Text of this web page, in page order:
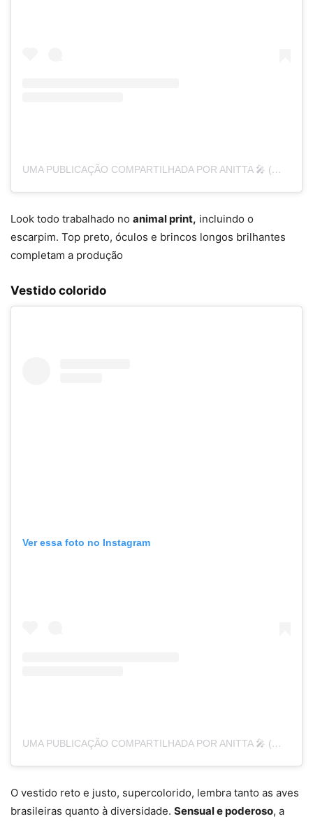
UMA PUBLICAÇÃO COMPARTILHADA POR ANITTA 🎤 (@ANITTA)
Look todo trabalhado no animal print, incluindo o
escarpim. Top preto, óculos e brincos longos brilhantes
completam a produção
Vestido colorido
Ver essa foto no Instagram
UMA PUBLICAÇÃO COMPARTILHADA POR ANITTA 🎤 (@ANITTA)
O vestido reto e justo, supercolorido, lembra tanto as aves
brasileiras quanto à diversidade. Sensual e poderoso, a